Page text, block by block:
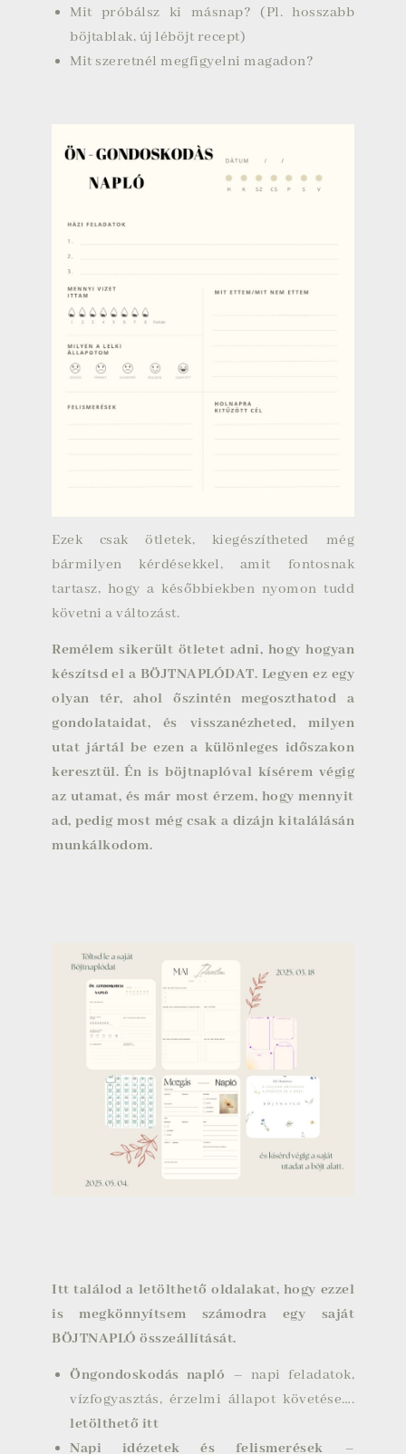
Mit próbálsz ki másnap? (Pl. hosszabb
böjtablak, új léböjt recept)
Mit szeretnél megfigyelni magadon?
Ezek csak ötletek, kiegészítheted még
bármilyen kérdésekkel, amit fontosnak
tartasz, hogy a későbbiekben nyomon tudd
követni a változást.
Remélem sikerült ötletet adni, hogy hogyan
készítsd el a BÖJTNAPLÓDAT. Legyen ez egy
olyan tér, ahol őszintén megoszthatod a
gondolataidat, és visszanézheted, milyen
utat jártál be ezen a különleges időszakon
keresztül. Én is böjtnaplóval kísérem végig
az utamat, és már most érzem, hogy mennyit
ad, pedig most még csak a dizájn kitalálásán
munkálkodom.
Itt találod a letölthető oldalakat, hogy ezzel
is megkönnyítsem számodra egy saját
BÖJTNAPLÓ összeállítását.
Öngondoskodás napló – napi feladatok,
vízfogyasztás, érzelmi állapot követése….
letölthető itt
Napi idézetek és felismerések –